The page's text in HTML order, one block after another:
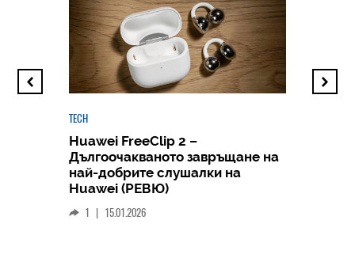
TECH
Huawei FreeClip 2 –
Дългоочакваното завръщане на
най-добрите слушалки на
Huawei (РЕВЮ)
1 | 15.01.2026